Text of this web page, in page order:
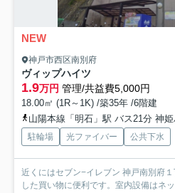
NEW
神戸市西区南別府
ヴィップハイツ
1.9万円 管理/共益費5,000円
18.00㎡ (1R～1K) /築35年 /6階建
山陽本線「明石」駅 バス21分 神姫
駐輪場 光ファイバー 公共下水
近くにはセブン−イレブン 神戸南別府
した買い物に便利です。室内設備はネ